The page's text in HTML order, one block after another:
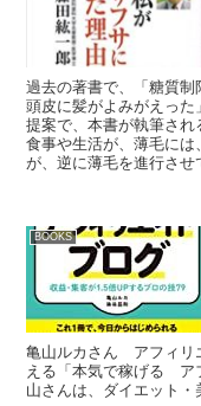
過去の著書で、「糖質
頭皮に髪がよみがえっ
提案で、本書が執筆さ
食事や生活が、薄毛に
が、逆に薄毛を進行させ
BOOKS
亀山ルカさん アフィリ
える「本気で稼げる
山さんは、ダイエット・